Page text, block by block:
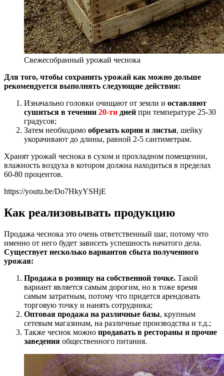
Свежесобранный урожай чеснока
Для того, чтобы сохранить урожай как можно дольше
рекомендуется выполнять следующие действия:
Изначально головки очищают от земли и оставляют
сушиться в течении 20-ти дней при температуре 25-30
градусов;
Затем необходимо обрезать корни и листья, шейку
укорачивают до длины, равной 2-5 сантиметрам.
Хранят урожай чеснока в сухом и прохладном помещении,
влажность воздуха в котором должна находиться в пределах
60-80 процентов.
https://youtu.be/Do7HkyYSHjE
Как реализовывать продукцию
Продажа чеснока это очень ответственный шаг, потому что
именно от него будет зависеть успешность начатого дела.
Существует несколько вариантов сбыта полученного
урожая:
Продажа в розницу на собственной точке. Такой
вариант является самым дорогим, но в тоже время
самым затратным, потому что придется арендовать
торговую точку и нанять сотрудника;
Оптовая продажа на различные базы, крупным
сетевым магазинам, на различные производства и т.д.;
Также чеснок можно продавать в рестораны и прочие
заведения общественного питания.